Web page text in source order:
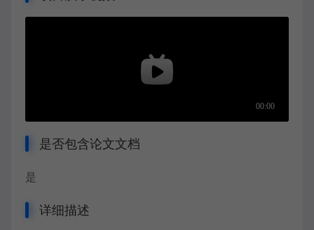
是否包含论文文档
是
详细描述